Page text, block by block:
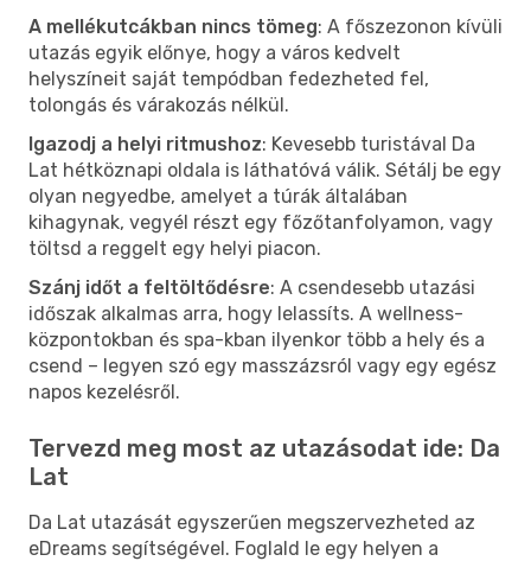
A mellékutcákban nincs tömeg: A főszezonon kívüli
utazás egyik előnye, hogy a város kedvelt
helyszíneit saját tempódban fedezheted fel,
tolongás és várakozás nélkül.
Igazodj a helyi ritmushoz: Kevesebb turistával Da
Lat hétköznapi oldala is láthatóvá válik. Sétálj be egy
olyan negyedbe, amelyet a túrák általában
kihagynak, vegyél részt egy főzőtanfolyamon, vagy
töltsd a reggelt egy helyi piacon.
Szánj időt a feltöltődésre: A csendesebb utazási
időszak alkalmas arra, hogy lelassíts. A wellness-
központokban és spa-kban ilyenkor több a hely és a
csend – legyen szó egy masszázsról vagy egy egész
napos kezelésről.
Tervezd meg most az utazásodat ide: Da
Lat
Da Lat utazását egyszerűen megszervezheted az
eDreams segítségével. Foglald le egy helyen a